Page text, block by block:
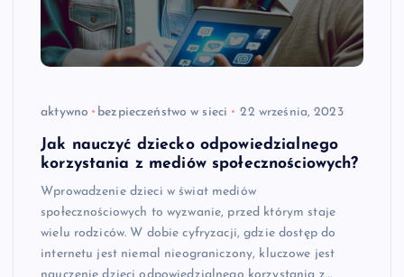
aktywno bezpieczeństwo w sieci 22 września, 2023
Jak nauczyć dziecko odpowiedzialnego
korzystania z mediów społecznościowych?
Wprowadzenie dzieci w świat mediów
społecznościowych to wyzwanie, przed którym staje
wielu rodziców. W dobie cyfryzacji, gdzie dostęp do
internetu jest niemal nieograniczony, kluczowe jest